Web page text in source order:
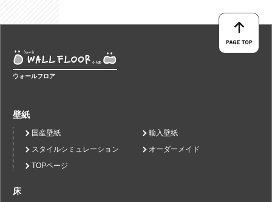
ウォールフロア
壁紙
国産壁紙
輸入壁紙
スタイルシミュレーション
オーダーメイド
TOPページ
床